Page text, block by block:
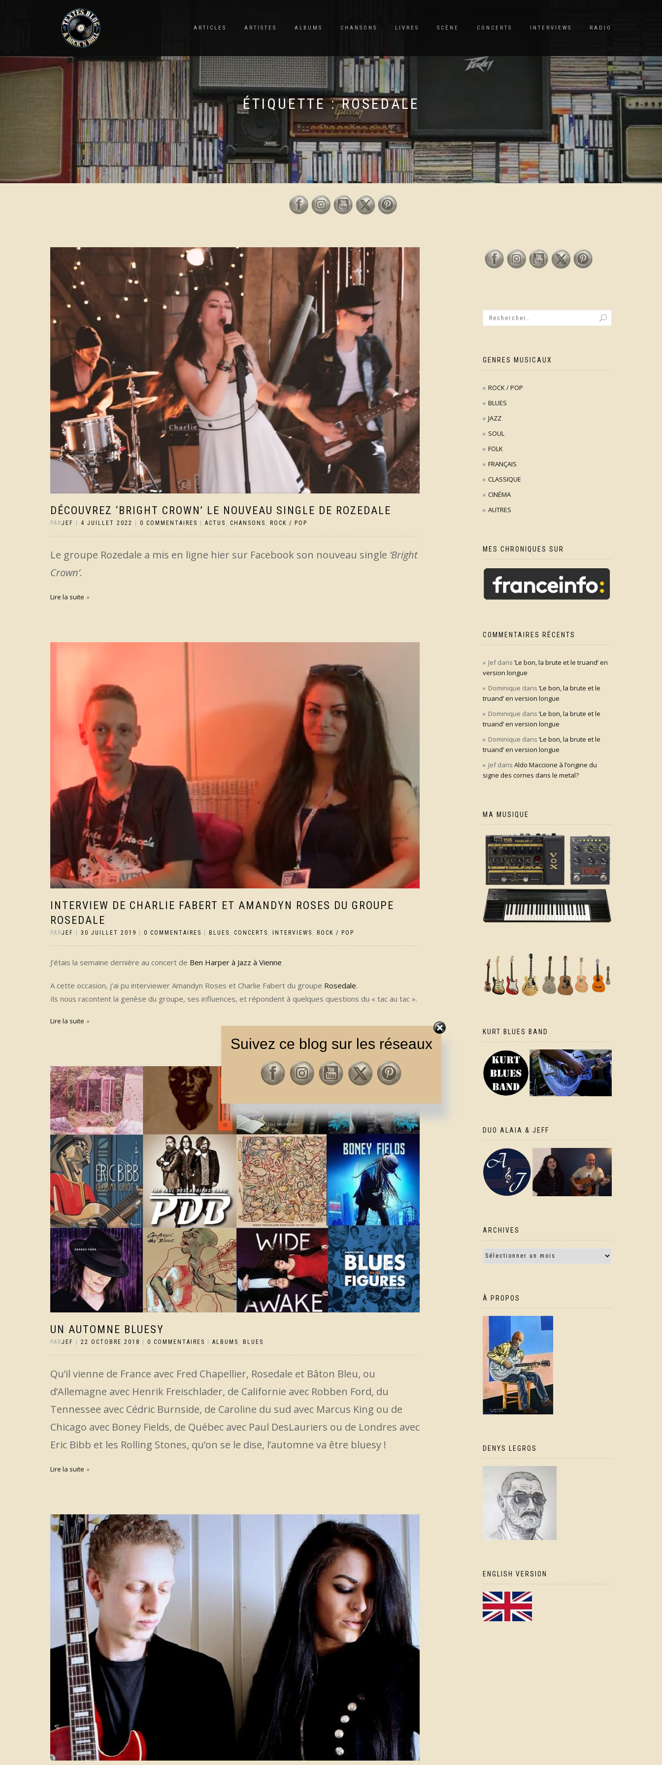
ARTICLES ARTISTES ALBUMS CHANSONS LIVRES SCÈNE CONCERTS INTERVIEWS RADIO
ÉTIQUETTE :ROSEDALE
DÉCOUVREZ ‘BRIGHT CROWN’ LE NOUVEAU SINGLE DE ROZEDALE
PARJEF 4 JUILLET 2022 0 COMMENTAIRES ACTUS , CHANSONS , ROCK / POP
Le groupe Rozedale a mis en ligne hier sur Facebook son nouveau single ‘Bright
Crown’.
Lire la suite
INTERVIEW DE CHARLIE FABERT ET AMANDYN ROSES DU GROUPE
ROSEDALE
PARJEF 30 JUILLET 2019 0 COMMENTAIRES BLUES , CONCERTS , INTERVIEWS , ROCK / POP
J’étais la semaine dernière au concert de Ben Harper​ à Jazz à Vienne​
A cette occasion, j’ai pu interviewer Amandyn Roses​ et Charlie Fabert​ du groupe Rosedale.
Ils nous racontent la genèse du groupe, ses influences, et répondent à quelques questions du « tac au tac ».
Lire la suite
UN AUTOMNE BLUESY
PARJEF 22 OCTOBRE 2018 0 COMMENTAIRES ALBUMS , BLUES
Qu’il vienne de France avec Fred Chapellier, Rosedale et Bâton Bleu, ou
d’Allemagne avec Henrik Freischlader, de Californie avec Robben Ford, du
Tennessee avec Cédric Burnside, de Caroline du sud avec Marcus King ou de
Chicago avec Boney Fields, de Québec avec Paul DesLauriers ou de Londres avec
Eric Bibb et les Rolling Stones, qu’on se le dise, l’automne va être bluesy !
Lire la suite
GENRES MUSICAUX
ROCK / POP
BLUES
JAZZ
SOUL
FOLK
FRANÇAIS
CLASSIQUE
CINÉMA
AUTRES
MES CHRONIQUES SUR
COMMENTAIRES RÉCENTS
Jefdans ‘Le bon, la brute et le truand’ en
version longue
Dominique dans ‘Le bon, la brute et le
truand’ en version longue
Dominique dans ‘Le bon, la brute et le
truand’ en version longue
Dominique dans ‘Le bon, la brute et le
truand’ en version longue
Jefdans Aldo Maccione à l’origine du
signe des cornes dans le metal?
MA MUSIQUE
KURT BLUES BAND
DUO ALAIA & JEFF
ARCHIVES
À PROPOS
DENYS LEGROS
ENGLISH VERSION
Suivez ce blog sur les réseaux